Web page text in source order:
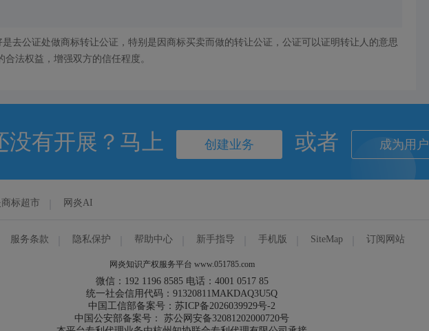
去公证处做商标转让公证，特别是因商标买卖而做的转让公证，公证可以证明转让人的意思
法权益，增强双方的信任程度。
没有开展？马上 创建业务 或者 成为用户
商标超市 网炎AI
服务条款 隐私保护 帮助中心 新手指导 手机版 SiteMap 订阅网站
网炎知识产权服务平台 www.051785.com
微信：192 1196 8585 电话：4001 0517 85
统一社会信用代码：91320811MAKDAQ3U5Q
中国工信部备案号：苏ICP备2026039929号-2
中国公安部备案号： 苏公网安备32081202000720号